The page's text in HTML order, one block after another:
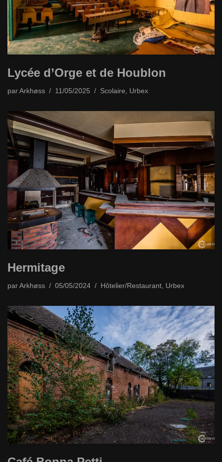
Lycée d’Orge et de Houblon
par Arkhøss 11/05/2025 Scolaire, Urbex
Hermitage
par Arkhøss 05/05/2024 Hôtelier/Restaurant Urbex